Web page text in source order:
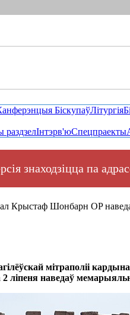
БіскупаўЛітургія
раздзелІнтэрв'юСпецпраекты
знаходзіцца па
Крыстаф Шонбарн OP
мітраполіі
ліпеня наведаў